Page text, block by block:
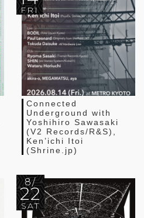
FRI
Connected
Underground with
Yoshihiro Sawasaki
(V2 Records/R&S),
Ken’ichi Itoi
(Shrine.jp)
8/
22
SAT